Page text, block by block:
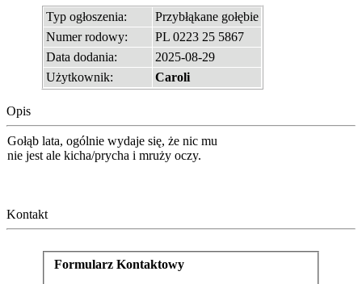
Typ ogłoszenia:
Przybłąkane gołębie
Numer rodowy:
PL 0223 25 5867
Data dodania:
2025-08-29
Użytkownik:
Caroli
Opis
Gołąb lata, ogólnie wydaje się, że nic mu
nie jest ale kicha/prycha i mruży oczy.
Kontakt
Formularz Kontaktowy